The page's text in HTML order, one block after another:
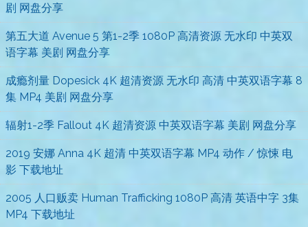
剧 网盘分享
第五大道 Avenue 5 第1-2季 1080P 高清资源 无水印 中英双
语字幕 美剧 网盘分享
成瘾剂量 Dopesick 4K 超清资源 无水印 高清 中英双语字幕 8
集 MP4 美剧 网盘分享
辐射1-2季 Fallout 4K 超清资源 中英双语字幕 美剧 网盘分享
2019 安娜 Anna 4K 超清 中英双语字幕 MP4 动作 / 惊悚 电
影 下载地址
2005 人口贩卖 Human Trafficking 1080P 高清 英语中字 3集
MP4 下载地址